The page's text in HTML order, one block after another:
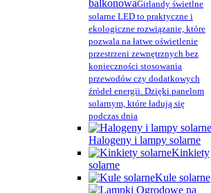
balkonowaGirlandy świetlne
solarne LED to praktyczne i
ekologiczne rozwiązanie, które
pozwala na łatwe oświetlenie
przestrzeni zewnętrznych bez
konieczności stosowania
przewodów czy dodatkowych
źródeł energii. Dzięki panelom
solarnym, które ładują się
podczas dnia
Halogeny i lampy solarne
Kinkiety
solarne
Kule solarne